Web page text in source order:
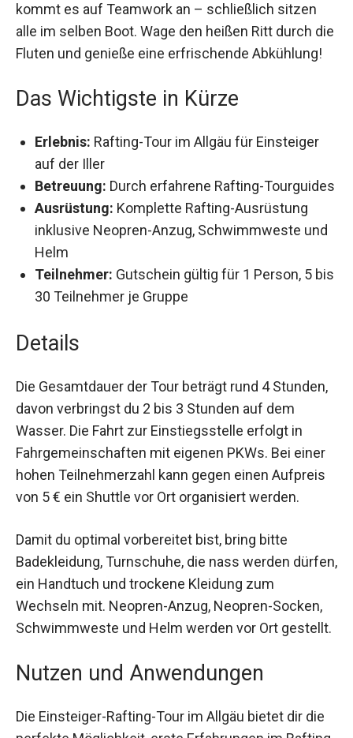
kommt es auf Teamwork an – schließlich sitzen
alle im selben Boot. Wage den heißen Ritt durch die
Fluten und genieße eine erfrischende Abkühlung!
Das Wichtigste in Kürze
Erlebnis: Rafting-Tour im Allgäu für Einsteiger
auf der Iller
Betreuung: Durch erfahrene Rafting-Tourguides
Ausrüstung: Komplette Rafting-Ausrüstung
inklusive Neopren-Anzug, Schwimmweste und
Helm
Teilnehmer: Gutschein gültig für 1 Person, 5 bis
30 Teilnehmer je Gruppe
Details
Die Gesamtdauer der Tour beträgt rund 4 Stunden,
davon verbringst du 2 bis 3 Stunden auf dem
Wasser. Die Fahrt zur Einstiegsstelle erfolgt in
Fahrgemeinschaften mit eigenen PKWs. Bei einer
hohen Teilnehmerzahl kann gegen einen Aufpreis
von 5 € ein Shuttle vor Ort organisiert werden.
Damit du optimal vorbereitet bist, bring bitte
Badekleidung, Turnschuhe, die nass werden dürfen,
ein Handtuch und trockene Kleidung zum
Wechseln mit. Neopren-Anzug, Neopren-Socken,
Schwimmweste und Helm werden vor Ort gestellt.
Nutzen und Anwendungen
Die Einsteiger-Rafting-Tour im Allgäu bietet dir die